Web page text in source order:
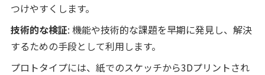
つけやすくします。
技術的な検証: 機能や技術的な課題を早期に発見し、解決
するための手段として利用します。
プロトタイプには、紙でのスケッチから3Dプリントされ